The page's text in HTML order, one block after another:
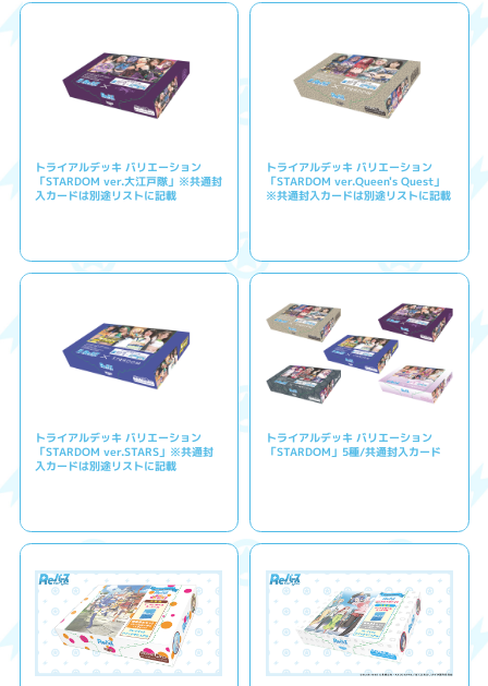
トライアルデッキ バリエーション
「STARDOM ver.大江戸隊」※共通封
入カードは別途リストに記載
トライアルデッキ バリエーション
「STARDOM ver.Queen's Quest」
※共通封入カードは別途リストに記載
トライアルデッキ バリエーション
「STARDOM ver.STARS」※共通封
入カードは別途リストに記載
トライアルデッキ バリエーション
「STARDOM」5種/共通封入カード